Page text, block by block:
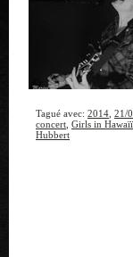
Tagué avec: 2014 21/
concert Girls in Hawaïï
Hubbert